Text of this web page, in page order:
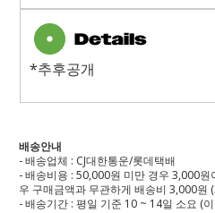
*추후공개
배송안내
- 배송업체 : CJ대한통운/롯데택배
- 배송비용 : 50,000원 미만 경우 3,000
우 구매금액과 무관하게 배송비 3,000원
- 배송기간 : 평일 기준 10 ~ 14일 소요 (